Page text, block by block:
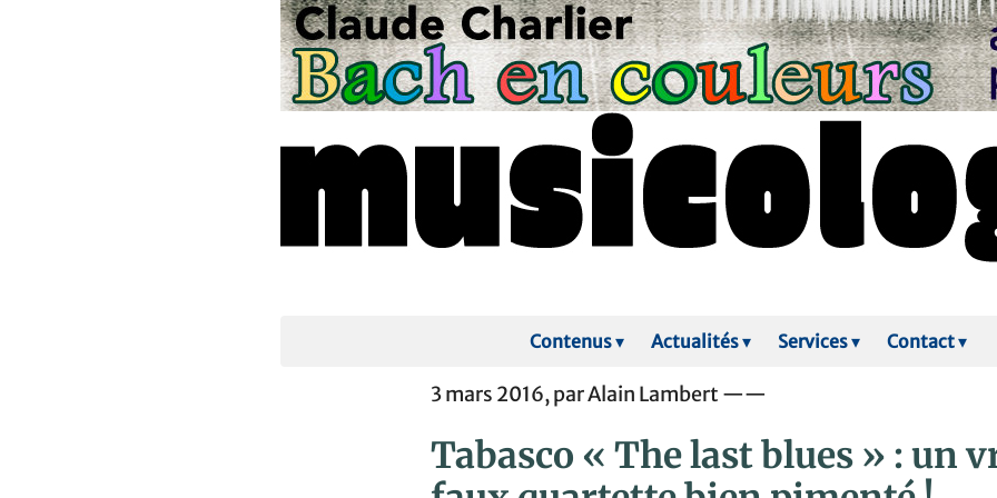
Contenus▾ Actualités▾ Services▾ Contact▾
3 mars 2016, par Alain Lambert ——
Tabasco « The last blues » : un